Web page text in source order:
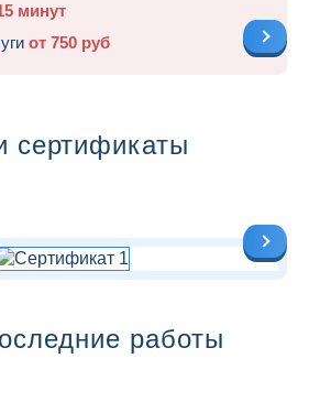
минут
от 750 руб
сертификаты
работы